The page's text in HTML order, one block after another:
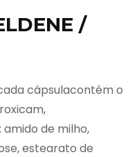
/
cápsulacontém o
de milho,
estearato de